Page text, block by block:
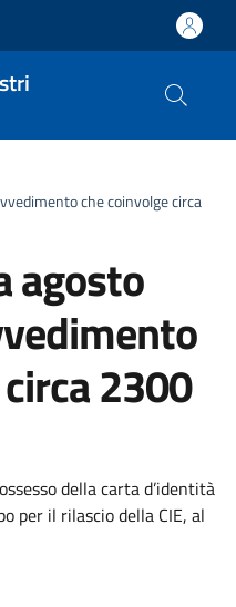
che coinvolge circa
agosto
2300
della carta d’identità
per il rilascio della CIE, al